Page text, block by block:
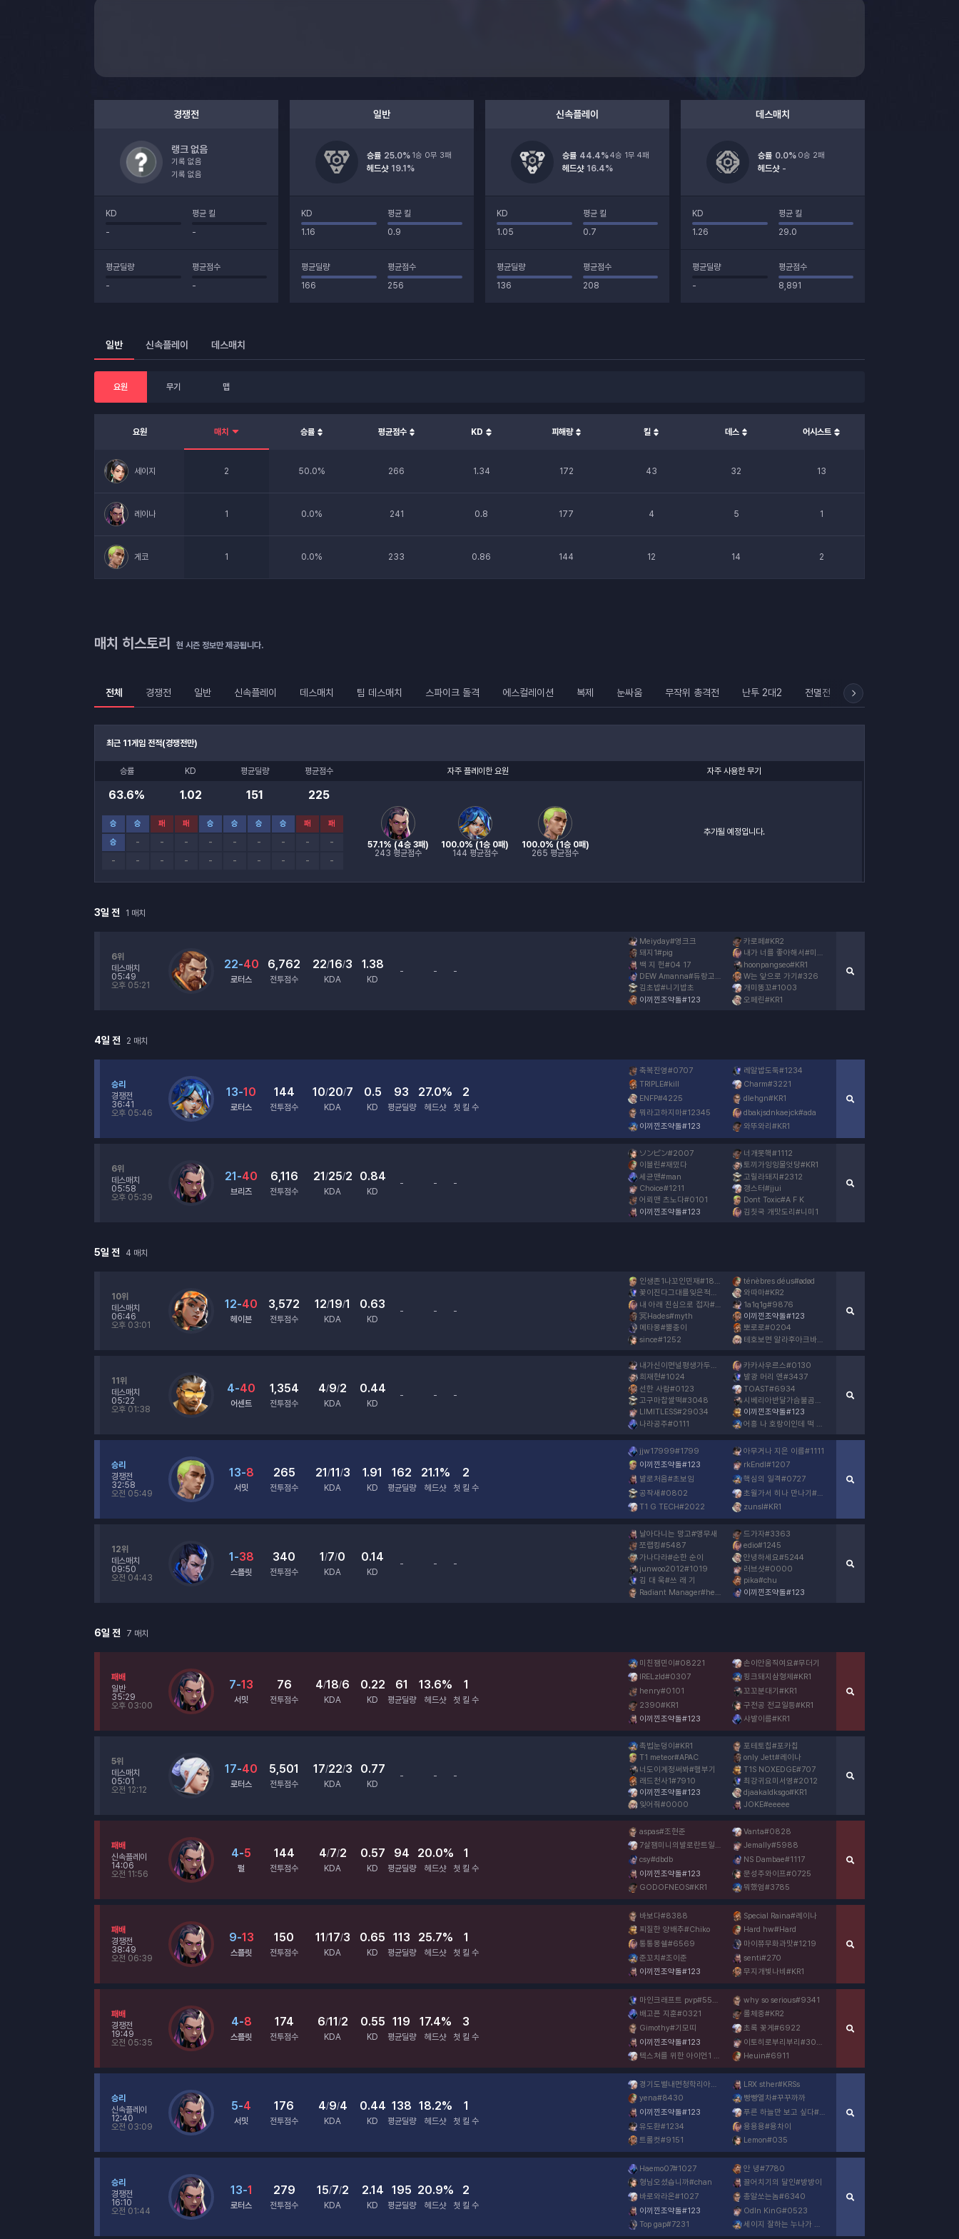
경쟁전
랭크 없음
기록 없음
기록 없음
KD
-
평균 킬
-
평균딜량
-
평균점수
-
일반
승률 25.0% 1승 0무 3패
헤드샷 19.1%
KD
1.16
평균 킬
0.9
평균딜량
166
평균점수
256
신속플레이
승률 44.4%4승 1무 4패
헤드샷 16.4%
KD
1.05
평균 킬
0.7
평균딜량
136
평균점수
208
데스매치
승률 0.0% 0승 2패
헤드샷 -
KD
1.26
평균 킬
29.0
평균딜량
-
평균점수
8,891
일반 신속플레이 데스매치
요원 무기 맵
요원 매치 승률 평균점수 KD 피해량 킬 데스 어시스트
세이지 2 50.0% 266 1.34 172 43 32 13
레이나 1 0.0% 241 0.8 177 4 5 1
게코 1 0.0% 233 0.86 144 12 14 2
매치 히스토리 현 시즌 정보만 제공됩니다.
전체 경쟁전 일반 신속플레이 데스매치 팀 데스매치 스파이크 돌격 에스컬레이션 복제 눈싸움 무작위 총격전 난투 2대2 전멸전 초월 난투: 1대1
최근 11게임 전적(경쟁전만)
전적 통계
승률
63.6%
KD
1.02
평균딜량
151
평균점수
225
최근 게임 승패 기록
승 승 패 패 승 승 승 승 패
패
승
- - - - - - - -
-
-
- - - - - - - - -
자주 플레이한 요원
57.1 % (4승 3패)
243 평균점수
100.0% (1승 0패)
144 평균점수
100.0% (1승 0패)
265 평균점수
자주 사용한 무기
추가될 예정입니다.
매치 히스토리
3일 전 1 매치
6위
데스매치
05:49
오후 05:21
로터스
22-40
전투점수
6,762
KDA
22/16/3
KD
1.38 - - -
Meiyday#영크크
돼지1#pig
백 지 헌#04 17
DEW Amanna#듀랑고인물
김초밥#니기밥초
이끼낀조약돌#123
카로페 #KR2
내가 너를 좋아해서 #미안해
hoonpangseo#KR1
W는 앞으로 가기 #326
개미똥꼬#1003
오페린#KR1
4일 전 2 매치
승리
경쟁전
36:41
오후 05:46
로터스
13-10
전투점수
144
KDA
10/20/7
KD
0.5
평균딜량
93
헤드샷
27.0%
첫 킬 수
2
축복진영#0707
TRIPLE#kill
ENFP#4225
뭐라고하지마#12345
이끼낀조약돌#123
레알밥도둑#1234
Charm#3221
dlehgn#KR1
dbakjsdnkaejck#ada
와뚜와리 #KR1
6위
데스매치
05:58
오후 05:39
브리즈
21-40
전투점수
6,116
KDA
21/25/2
KD
0.84 - - -
ソンビン#2007
이블린#재밌다
세균맨#man
Choice#1211
어뢰맨 츠노다#0101
이끼낀조약돌#123
너개못핵#1112
토끼가잉잉물엇당#KR1
고릴라돼지#2312
갱스터#jjui
Dont Toxic#A F K
김칫국 개맛도리#니미1
5일 전 4 매치
10위
데스매치
06:46
오후 03:01
헤이븐
12-40
전투점수
3,572
KDA
12/19/1
KD
0.63 - - -
인생존1나꼬인민재#1818
꽃이진다그대를잊은적없
아심심하다
내 아래 진심으로 접자#ACE
冥Hades#myth
메타몽#뿔충이
since#1252
ténèbres déus#ødød
와따마#KR2
1a1q1g#9876
이끼낀조약돌#123
뽀로로#0204
테호보면 알라후아크바르
11위
데스매치
05:22
오후 01:38
어센트
4-40
전투점수
1,354
KDA
4/9/2
KD
0.44 - - -
내가신이면널평생가두어놓을텐데 #BOBBY
희재현#1024
선한 사람#0123
고구마찹쌀떡#3048
LIMITLESS#29034
나라공주#0111
카카사우르스#0130
발광 머리 앤#3437
TOAST#6934
시베리아반달가슴불곰
#1117
이끼낀조약돌#123
어흥 나 호랑이인데 떡 줘
승리
경쟁전
32:58
오전 05:49
서밋
13-8
전투점수
265
KDA
21/11/3
KD
1.91
평균딜량
162
헤드샷
21.1%
첫 킬 수
2
jjw17999#1799
이끼낀조약돌#123
발로처음#초보임
공작새#0802
T1 G TECH#2022
아무거나 지은 이름#1111
rkEndl #1207
핵심의 일격#0727
초월가서 히나 만나기#
zunsl #KR1
12위
데스매치
09:50
오전 04:43
스플릿
1-38
전투점수
340
KDA
1/7/0
KD
0.14 - - -
날아다니는 망고#앵무새
쪼랩킹#5487
가나다라#순한 순이
junwoo2012#1019
김 대 욱#쓰 래 기
Radiant Manager#help
드가자#3363
edio#1245
안녕하세요#5244
러브샷#0000
pika#chu
이끼낀조약돌#123
6일 전 7 매치
패배
일반
35:29
오후 03:00
서밋
7-13
전투점수
76
KDA
4/18/6
KD
0.22
평균딜량
61
헤드샷
13.6%
첫 킬 수
1
미친잼민이#08221
IRELzld#0307
henry#0101
2390#KR1
이끼낀조약돌#123
손이안움직여요#무더기
핑크돼지삼형제 #KR1
꼬꼬분대기#KR1
구전공 전교일등#KR1
샤발이름#KR1
5위
데스매치
05:01
오전 12:12
로터스
17-40
전투점수
5,501
KDA
17/22/3
KD
0.77 - - -
촉법눈덩이 #KR1
T1 meteor#APAC
너도이계정써봐#햄부기
래드천사1#7910
이끼낀조약돌#123
잊어줘#0000
포테토칩#포카칩
only Jett#레이나
T1S NOXEDGE#707
최강귀요미서영#2012
djaakaldksgo#KR1
JOKE#eeeee
패배
신속플레이
14:06
오전 11:56
펄
4-5
전투점수
144
KDA
4/7/2
KD
0.57
평균딜량
94
헤드샷
20.0%
첫 킬 수
1
aspas#조현준
7살잼미니의발로란트일기
잼미니
csy#dbdb
이끼낀조약돌#123
GODOFNEOS#KR1
Vanta#0828
Jemally#5988
NS Dambae#1117
문성주와이프#0725
뭐했엄 #3785
패배
경쟁전
38:49
오전 06:39
스플릿
9-13
전투점수
150
KDA
11/17/3
KD
0.65
평균딜량
113
헤드샷
25.7%
첫 킬 수
1
바보다#8388
찌질한 양배추#Chiko
통통몽쉘#6569
준꼬치#조이준
이끼낀조약돌#123
Special Raina#레이나
Hard hw#Hard
마이쮸무화과맛#1219
senti#270
무지개빛나비 #KR1
패배
경쟁전
19:49
오전 05:35
스플릿
4-8
전투점수
174
KDA
6/11/2
KD
0.55
평균딜량
119
헤드샷
17.4%
첫 킬 수
3
마인크래프트 pvp#5573
배고픈 지훈#0321
Gimothy#기모띠
이끼낀조약돌#123
텍스쳐를 위한 아이언1 계정
#5111
why so serious#9341
롤체중#KR2
초록 꽃게#6922
이토히로부리부리#3091
Heuin#6911
승리
신속플레이
12:40
오전 03:09
서밋
5-4
전투점수
176
KDA
4/9/4
KD
0.44
평균딜량
138
헤드샷
18.2%
첫 킬 수
1
경기도별내면청학리아론pc
김서윤
yena#8430
이끼낀조약돌#123
유도환#1234
트롤컷#9151
LRX sther#KRSs
빵빵열차#꾸꾸까까
푸른 하늘만 보고 싶다#pco
용용용#용차이
Lemon#035
승리
경쟁전
16:10
오전 01:44
로터스
13-1
전투점수
279
KDA
15/7/2
KD
2.14
평균딜량
195
헤드샷
20.9%
첫 킬 수
2
Haemo07#1027
형님오셨습니까#chan
바로와라온#1027
이끼낀조약돌#123
Top gap#7231
안 녕#7780
끌어치기의 달인#방방이
총알쏘는놈#6340
OdIn KinG#0523
세이지 잘하는 누나가 이쁘드라